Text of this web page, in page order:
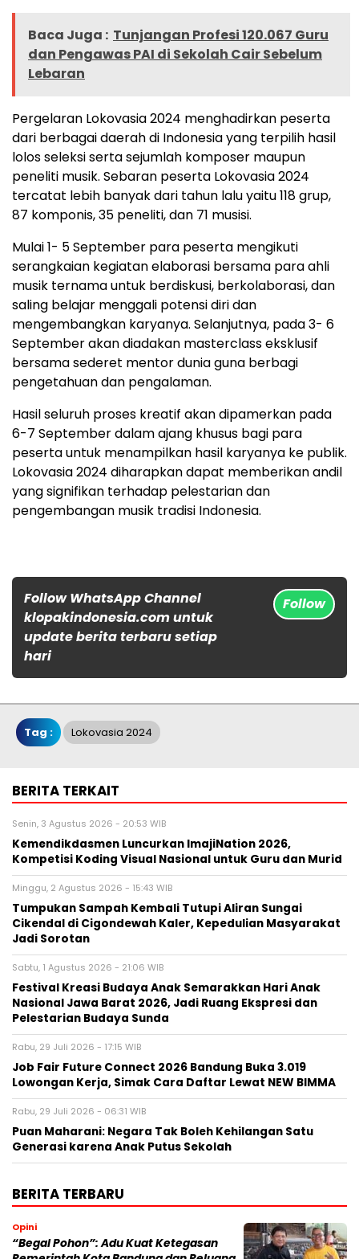
Baca Juga : Tunjangan Profesi 120.067 Guru
dan Pengawas PAI di Sekolah Cair Sebelum
Lebaran
Pergelaran Lokovasia 2024 menghadirkan peserta
dari berbagai daerah di Indonesia yang terpilih hasil
lolos seleksi serta sejumlah komposer maupun
peneliti musik. Sebaran peserta Lokovasia 2024
tercatat lebih banyak dari tahun lalu yaitu 118 grup,
87 komponis, 35 peneliti, dan 71 musisi.
Mulai 1- 5 September para peserta mengikuti
serangkaian kegiatan elaborasi bersama para ahli
musik ternama untuk berdiskusi, berkolaborasi, dan
saling belajar menggali potensi diri dan
mengembangkan karyanya. Selanjutnya, pada 3- 6
September akan diadakan masterclass eksklusif
bersama sederet mentor dunia guna berbagi
pengetahuan dan pengalaman.
Hasil seluruh proses kreatif akan dipamerkan pada
6-7 September dalam ajang khusus bagi para
peserta untuk menampilkan hasil karyanya ke publik.
Lokovasia 2024 diharapkan dapat memberikan andil
yang signifikan terhadap pelestarian dan
pengembangan musik tradisi Indonesia.
Follow WhatsApp Channel
klopakindonesia.com untuk
update berita terbaru setiap
hari
Follow
Tag : Lokovasia 2024
BERITA TERKAIT
Senin, 3 Agustus 2026 - 20:53 WIB
Kemendikdasmen Luncurkan ImajiNation 2026,
Kompetisi Koding Visual Nasional untuk Guru dan Murid
Minggu, 2 Agustus 2026 - 15:43 WIB
Tumpukan Sampah Kembali Tutupi Aliran Sungai
Cikendal di Cigondewah Kaler, Kepedulian Masyarakat
Jadi Sorotan
Sabtu, 1 Agustus 2026 - 21:06 WIB
Festival Kreasi Budaya Anak Semarakkan Hari Anak
Nasional Jawa Barat 2026, Jadi Ruang Ekspresi dan
Pelestarian Budaya Sunda
Rabu, 29 Juli 2026 - 17:15 WIB
Job Fair Future Connect 2026 Bandung Buka 3.019
Lowongan Kerja, Simak Cara Daftar Lewat NEW BIMMA
Rabu, 29 Juli 2026 - 06:31 WIB
Puan Maharani: Negara Tak Boleh Kehilangan Satu
Generasi karena Anak Putus Sekolah
BERITA TERBARU
Opini
“Begal Pohon”: Adu Kuat Ketegasan